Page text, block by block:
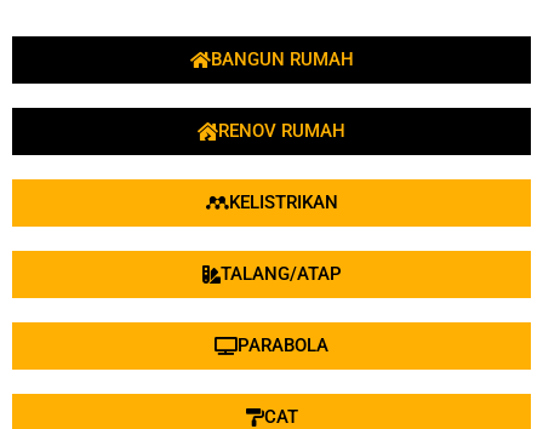
BANGUN RUMAH
RENOV RUMAH
KELISTRIKAN
TALANG/ATAP
PARABOLA
CAT